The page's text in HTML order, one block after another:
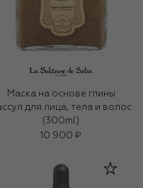
Маска на основе глины
для лица, тела и волос
(300ml)
10 900 ₽